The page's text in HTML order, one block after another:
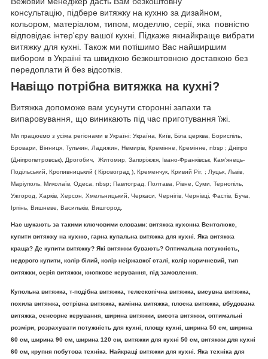
консультацію, підбере витяжку на кухню за дизайном,
кольором, матеріалом, типом, моделлю, серії, яка повністю
відповідає інтер'єру вашої кухні. Підкаже якнайкраще вибрати
витяжку для кухні. Також ми потішимо Вас найширшим
вибором в Україні та швидкою безкоштовною доставкою без
передоплати й без відсотків.
Навіщо потрібна витяжка на кухні?
Витяжка допоможе вам усунути сторонні запахи та
випаровування, що виникають під час приготування їжі.
Ми працюємо з усіма регіонами в Україні: Україна, Київ, Біла церква, Бориспіль,
Бровари, Вінниця, Тульчин, Ладижин, Немирів, Кремінне, Кремінне, nbsp ; Дніпро
(Дніпропетровськ), Дрогобич, Житомир, Запоріжжя, Івано-Франківськ, Кам'янець-
Подільський, Кропивницький ( Кіровоград ), Кременчук, Кривий Ріг, ; Луцьк, Львів,
Маріуполь, Миколаїв, Одеса, nbsp; Павлоград, Полтава, Рівне, Суми, Тернопіль,
Ужгород, Харків, Херсон, Хмельницький, Черкаси, Чернігів, Чернівці, Фастів, Буча,
Ірпінь, Вишневе, Васильків, Вишгород.
Нас шукають за такими ключовими словами: витяжка кухонна Вентолюкс,
купити витяжку на кухню, гарна купальна витяжка для кухні. Яка витяжка
краща? Де купити витяжку? Які витяжки бувають? Оптимальна потужність,
недорого купити, колір білий, колір неіржавкої сталі, колір коричневий, тип
витяжки, серія витяжки, кнопкове керування, під замовлення.
Купольна витяжка, т-подібна витяжка, телескопічна витяжка, висувна витяжка,
похила витяжка, острівна витяжка, камінна витяжка, плоска витяжка, вбудована
витяжка, сенсорне керування, ширина витяжки, висота витяжки, оптимальні
розміри, розрахувати потужність для кухні, площу кухні, ширина 50 см, ширина
60 см, ширина 90 см, ширина 120 см, витяжки для кухні 50 см, витяжки для кухні
60 см, кpyпня побутова техніка. Найкращі витяжки для кухні. Яка техніка для